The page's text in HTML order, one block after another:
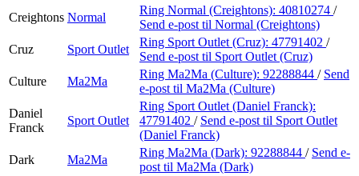
Creightons Normal
Ring Normal (Creightons): 40810274 /
Send e-post til Normal (Creightons)
Cruz
Sport Outlet
Ring Sport Outlet (Cruz): 47791402 /
Send e-post til Sport Outlet (Cruz)
Culture
Ma2Ma
Ring Ma2Ma (Culture): 92288844 / Send
e-post til Ma2Ma (Culture)
Daniel
Franck
Sport Outlet
Ring Sport Outlet (Daniel Franck):
47791402 / Send e-post til Sport Outlet
(Daniel Franck)
Dark
Ma2Ma
Ring Ma2Ma (Dark): 92288844 / Send e-
post til Ma2Ma (Dark)